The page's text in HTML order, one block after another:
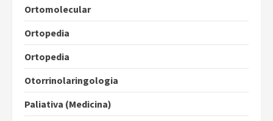
Ortomolecular
Ortopedia
Ortopedia
Otorrinolaringologia
Paliativa (Medicina)